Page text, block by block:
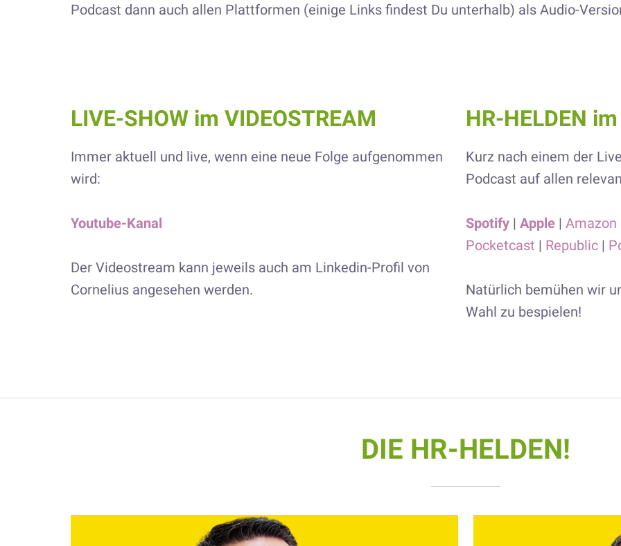
Podcast dann auch allen Plattformen (einige Links findest Du unterhalb) als Audio-
LIVE-SHOW im VIDEOSTREAM
Immer aktuell und live, wenn eine neue Folge aufgenommen
wird:
Youtube-Kanal
Der Videostream kann jeweils auch am Linkedin-Profil von
Cornelius angesehen werden.
HR-HELDEN
Kurz nach einem der
Podcast auf allen
Spotify | Apple | Amazon
Pocketcast | Republic |
Natürlich bemühen wir
Wahl zu bespielen!
DIE HR-HELDEN!